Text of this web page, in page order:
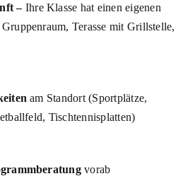
– Ihre Klasse hat einen eigenen
Terasse mit Grillstelle,
am Standort (Sportplätze,
Tischtennisplatten)
vorab